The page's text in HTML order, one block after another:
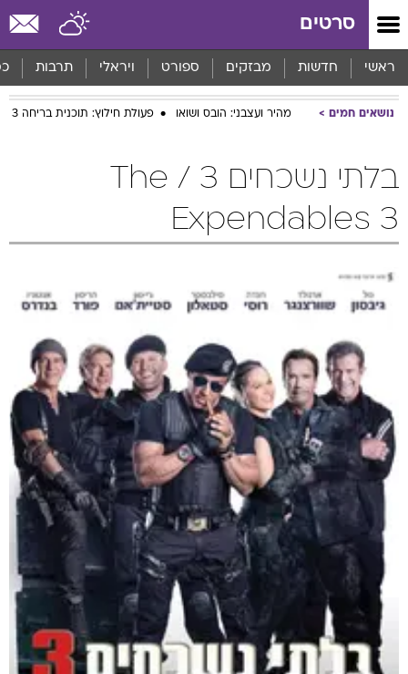
סרטים
ראשי חדשות מבזקים ספורט ויראלי תרבות
נושאים חמים מהיר ועצבני: הובס ושואו פעולת חילוץ: תוכנית בריחה 3
בלתי נשכחים 3 / The
Expendables 3